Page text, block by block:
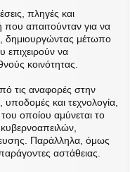
πληγές και
που απαιτούνταν για να
δημιουργώντας μέτωπο
να
κοινότητας.
τις αναφορές στην
και τεχνολογία,
οποίου αμύνεται το
Παράλληλα, όμως
αστάθειας.